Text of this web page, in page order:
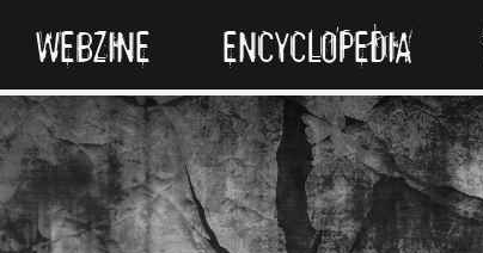
WEBZINE ENCYCLOPEDIA